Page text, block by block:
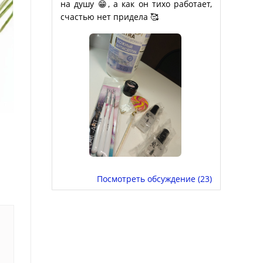
на душу 😁, а как он тихо работает,
счастью нет придела 🥰
Посмотреть обсуждение (23)